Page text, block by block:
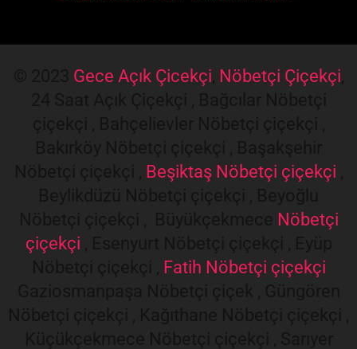
Gece Açık Çicekçi Nöbetçi Çiçekçi
Beşiktaş Nöbetçi çiçekçi
Nöbetçi
çiçekçi
Fatih Nöbetçi çiçekçi